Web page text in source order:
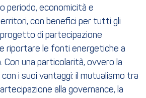
periodo, economicità e
con benefici per tutti gli
di partecipazione
riportare le fonti energetiche a
Con una particolarità, ovvero la
i suoi vantaggi: il mutualismo tra
alla governance, la